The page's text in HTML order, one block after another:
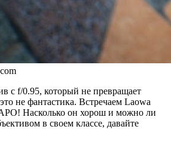
с f/0.95, который не превращает
не фантастика. Встречаем Laowa
Насколько он хорош и можно ли
в своем классе, давайте